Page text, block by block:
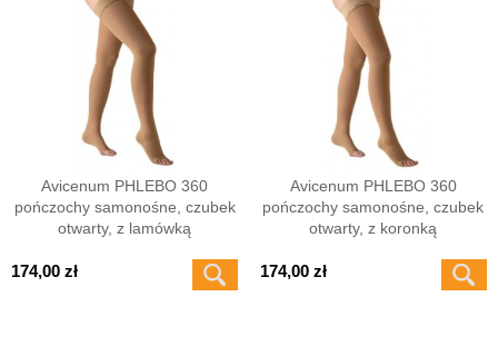
Avicenum PHLEBO 360
pończochy samonośne, czubek
otwarty, z lamówką
174,00 zł
Avicenum PHLEBO 360
pończochy samonośne, czubek
otwarty, z koronką
174,00 zł